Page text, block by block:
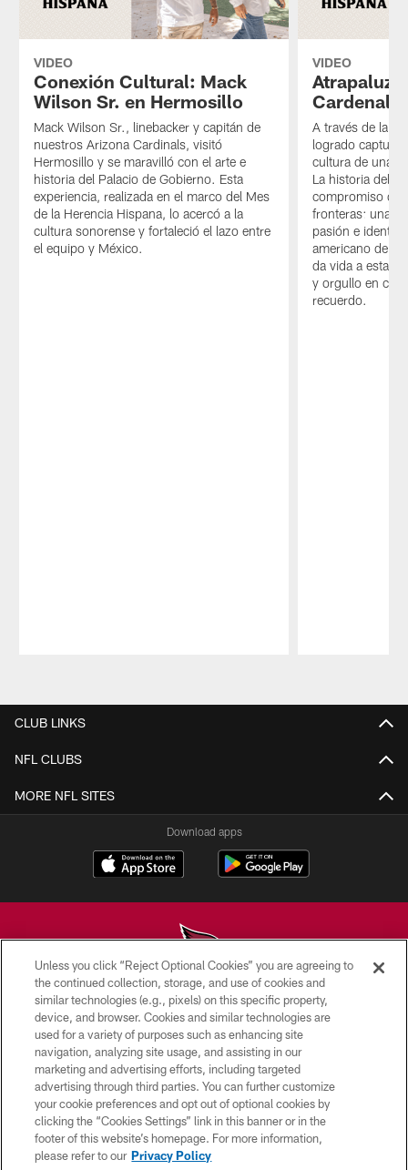
VIDEO
Conexión Cultural: Mack
Wilson Sr. en Hermosillo
Mack Wilson Sr., linebacker y capitán de
nuestros Arizona Cardinals, visitó
Hermosillo y se maravilló con el arte e
historia del Palacio de Gobierno. Esta
experiencia, realizada en el marco del Mes
de la Herencia Hispana, lo acercó a la
cultura sonorense y fortaleció el lazo entre
el equipo y México.
VIDEO
Atrapaluz:
Cardenal
A través de la
logrado
cultura de una
La historia del
compromiso
fronteras: una
pasión e
americano de
da vida a esta
y orgullo en
recuerdo.
CLUB LINKS
NFL CLUBS
MORE NFL SITES
Download apps
© 2026 ARIZONA CARDINALS. ALL RIGHTS RESERVED.
CONTACT US
EMPLOYMENT
ACCESSIBILITY
PRIVACY POLICY
TERMS & CONDITIONS
Unless you click “Reject Optional Cookies” you are agreeing to
the continued collection, storage, and use of cookies and
similar technologies (e.g., pixels) on this specific property,
device, and browser. Cookies and similar technologies are
used for a variety of purposes such as enhancing site
navigation, analyzing site usage, and assisting in our
marketing and advertising efforts, including targeted
advertising through third parties. You can further customize
your cookie preferences and opt out of optional cookies by
clicking the “Cookies Settings” link in this banner or in the
footer of this website’s homepage. For more information,
please refer to our Privacy Policy